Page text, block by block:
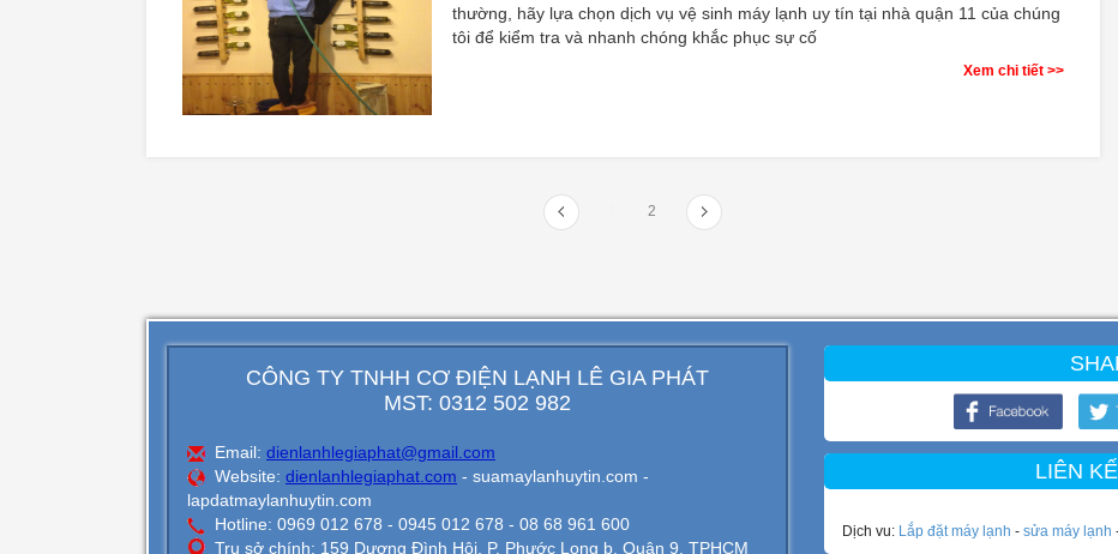
thường, hãy lựa chọn dịch vụ vệ sinh máy lạnh uy tín tại nhà quận 11 của chúng
tôi để kiểm tra và nhanh chóng khắc phục sự cố
Xem chi tiết >>
2
CÔNG TY TNHH CƠ ĐIỆN LẠNH LÊ GIA PHÁT
MST: 0312 502 982
Email: dienlanhlegiaphat@gmail.com
Website: dienlanhlegiaphat.com - suamaylanhuytin.com -
lapdatmaylanhuytin.com
Hotline: 0969 012 678 - 0945 012 678 - 08 68 961 600
Trụ sở chính: 159 Dương Đình Hội, P. Phước Long b, Quận 9, TPHCM
LIÊN
Dịch vu: Lắp đặt máy lạnh - sửa máy lạnh